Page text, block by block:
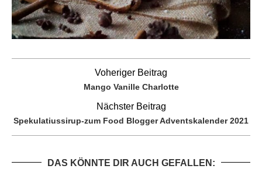
Voheriger Beitrag
Mango Vanille Charlotte
Nächster Beitrag
Spekulatiussirup-zum Food Blogger Adventskalender 2021
DAS KÖNNTE DIR AUCH GEFALLEN: